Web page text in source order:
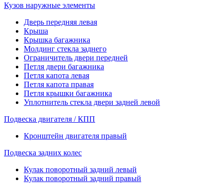
Кузов наружные элементы
Дверь передняя левая
Крыша
Крышка багажника
Молдинг стекла заднего
Ограничитель двери передней
Петля двери багажника
Петля капота левая
Петля капота правая
Петля крышки багажника
Уплотнитель стекла двери задней левой
Подвеска двигателя / КПП
Кронштейн двигателя правый
Подвеска задних колес
Кулак поворотный задний левый
Кулак поворотный задний правый